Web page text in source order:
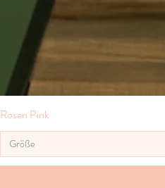
Rosen Pink
Größe